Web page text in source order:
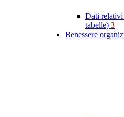
Dati relativi
tabelle) 3
Benessere